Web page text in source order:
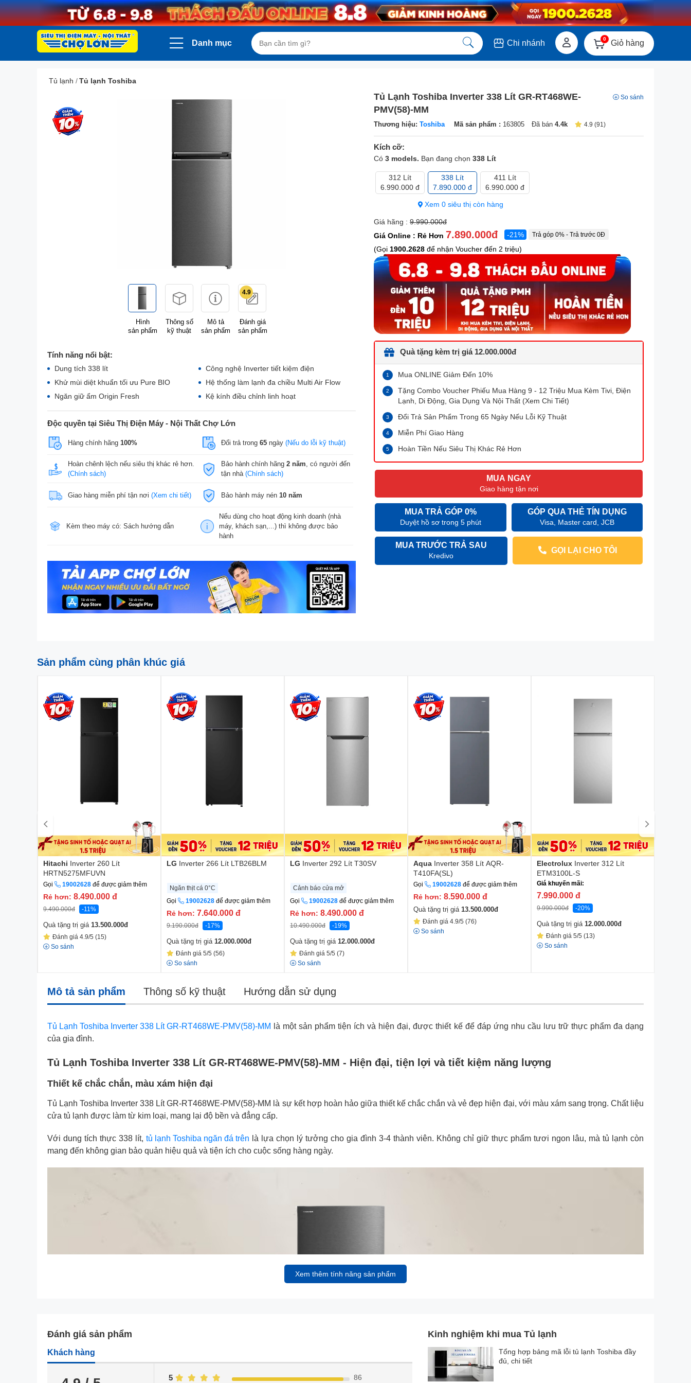
Danh mục Chi nhánh 0 Giỏ hàng
Tủ lạnh /Tủ lạnh Toshiba
Hình
sản phẩm
Thông số
kỹ thuật
Mô tả
sản phẩm
4.9
Đánh giá
sản phẩm
Tính năng nổi bật:
Dung tích 338 lít
Công nghệ Inverter tiết kiệm điện
Khử mùi diệt khuẩn tối ưu Pure BIO
Hệ thống làm lạnh đa chiều Multi Air Flow
Ngăn giữ ẩm Origin Fresh
Kệ kính điều chỉnh linh hoạt
Độc quyền tại Siêu Thị Điện Máy - Nội Thất Chợ Lớn
Hàng chính hãng 100% Đổi trả trong 65ngày (Nếu do lỗi kỹ thuật)
Hoàn chênh lệch nếu siêu thị khác rẻ hơn.
(Chính sách)
Bảo hành chính hãng 2 năm, có người đến
tận nhà (Chính sách)
Giao hàng miễn phí tận nơi (Xem chi tiết) Bảo hành máy nén 10 năm
Kèm theo máy có: Sách hướng dẫn
Nếu dùng cho hoạt động kinh doanh (nhà
máy, khách sạn,...) thì không được bảo
hành
Tủ Lạnh Toshiba Inverter 338 Lít GR-RT468WE-
PMV(58)-MM
Thương hiệu: Toshiba Mã sản phẩm : 163805 Đã bán 4.4k
So sánh
4.9 (91)
Kích cỡ:
Có 3 models. Bạn đang chọn 338 Lít
312 Lít
6.990.000 đ
338 Lít
7.890.000 đ
411 Lít
6.990.000 đ
Xem 0 siêu thị còn hàng
Giá hãng : 9.990.000đ
Giá Online : Rẻ Hơn 7.890.000đ -21% Trả góp 0% - Trả trước 0Đ
(Gọi 1900.2628 để nhận Voucher đến 2 triệu)
Quà tặng kèm trị giá 12.000.000đ
Mua ONLINE Giảm Đến 10%
Tặng Combo Voucher Phiếu Mua Hàng 9 - 12 Triệu Mua Kèm Tivi, Điện
Lạnh, Di Động, Gia Dụng Và Nội Thất (Xem Chi Tiết)
Đổi Trả Sản Phẩm Trong 65 Ngày Nếu Lỗi Kỹ Thuật
Miễn Phí Giao Hàng
Hoàn Tiền Nếu Siêu Thị Khác Rẻ Hơn
MUA NGAY
Giao hàng tận nơi
MUA TRẢ GÓP 0%
Duyệt hồ sơ trong 5 phút
GÓP QUA THẺ TÍN DỤNG
Visa, Master card, JCB
MUA TRƯỚC TRẢ SAU
Kredivo
GỌI LẠI CHO TÔI
Sản phẩm cùng phân khúc giá
Hitachi Inverter 260 Lít
HRTN5275MFUVN
Gọi 19002628 để được giảm thêm
Rẻ hơn: 8.490.000 đ
9.490.000đ -11%
Quà tặng trị giá 13.500.000đ
Đánh giá 4.9/5 (15)
So sánh
LG Inverter 266 Lít LTB26BLM
Ngăn thịt cá 0°C
Gọi
19002628 để được giảm thêm
Rẻ hơn: 7.640.000 đ
9.190.000đ -17%
Quà tặng trị giá 12.000.000đ
Đánh giá 5/5 (56)
So sánh
LG Inverter 292 Lít T30SV
Cảnh báo cửa mở
Gọi
19002628 để được giảm thêm
Rẻ hơn: 8.490.000 đ
10.490.000đ -19%
Quà tặng trị giá 12.000.000đ
Đánh giá 5/5 (7)
So sánh
Aqua Inverter 358 Lít AQR-
T410FA(SL)
Gọi 19002628 để được giảm thêm
Rẻ hơn: 8.590.000 đ
Quà tặng trị giá 13.500.000đ
Đánh giá 4.9/5 (76)
So sánh
Electrolux Inverter 312 Lít
ETM3100L-S
Giá khuyến mãi:
7.990.000 đ
9.990.000đ -20%
Quà tặng trị giá 12.000.000đ
Đánh giá 5/5 (13)
So sánh
Mô tả sản phẩm Thông số kỹ thuật Hướng dẫn sử dụng
Tủ Lạnh Toshiba Inverter 338 Lít GR-RT468WE-PMV(58)-MM
là một sản phẩm tiện ích và hiện đại, được thiết kế để đáp ứng nhu cầu lưu trữ thực phẩm đa dạng
của gia đình.
Tủ Lạnh Toshiba Inverter 338 Lít GR-RT468WE-PMV(58)-MM - Hiện đại, tiện lợi và tiết kiệm năng lượng
Thiết kế chắc chắn, màu xám hiện đại
Tủ Lạnh Toshiba Inverter 338 Lít GR-RT468WE-PMV(58)-MM là sự kết hợp hoàn hảo giữa thiết kế chắc chắn và vẻ đẹp hiện đại, với màu xám sang trọng. Chất liệu
cửa tủ lạnh được làm từ kim loại, mang lại độ bền và đẳng cấp.
Với dung tích thực 338 lít, tủ lạnh Toshiba ngăn đá trên là lựa chọn lý tưởng cho gia đình 3-4 thành viên. Không chỉ giữ thực phẩm tươi ngon lâu, mà tủ lạnh còn
mang đến không gian bảo quản hiệu quả và tiện ích cho cuộc sống hàng ngày.
Xem thêm tính năng sản phẩm
Đánh giá sản phẩm
Khách hàng
5 86
Kinh nghiệm khi mua Tủ lạnh
Tổng hợp bảng mã lỗi tủ lạnh Toshiba đầy
đủ, chi tiết